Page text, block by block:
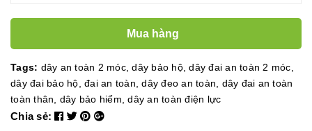
Mua hàng
Tags: dây an toàn 2 móc,dây bảo hộ,dây đai an toàn 2 móc
dây đai bảo hộ đai an toàn ,dây đeo an toàn
dây đai an toàn
toàn thân
dây bảo hiểm ,dây an toàn điện lực
Chia sẻ: